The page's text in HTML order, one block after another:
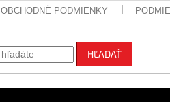
OBCHODNÉ PODMIENKY
HĽADAŤ